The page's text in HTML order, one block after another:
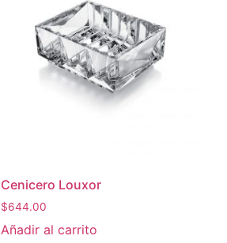
Cenicero Louxor
$644.00
Añadir al carrito